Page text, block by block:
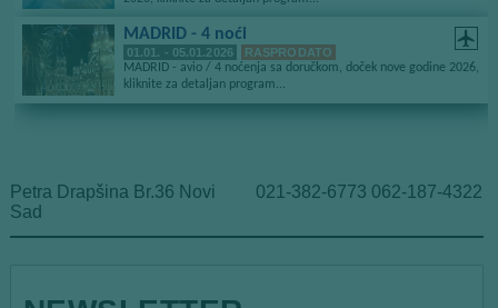
Petra Drapšina Br.36 Novi
Sad
021-382-6773 062-187-4322
m